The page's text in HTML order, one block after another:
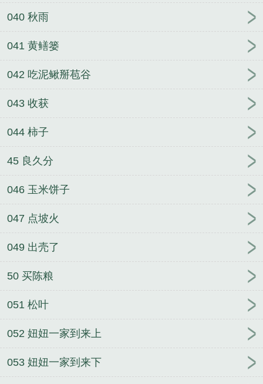
040 秋雨
041 黄鳝篓
042 吃泥鳅掰苞谷
043 收获
044 柿子
45 良久分
046 玉米饼子
047 点坡火
049 出壳了
50 买陈粮
051 松叶
052 妞妞一家到来上
053 妞妞一家到来下